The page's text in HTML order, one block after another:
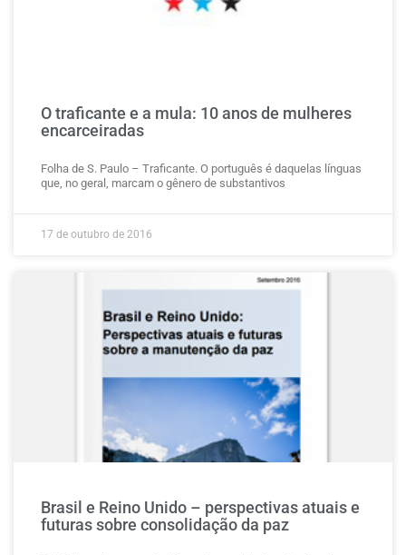
O traficante e a mula: 10 anos de mulheres
encarceiradas
Folha de S. Paulo – Traficante. O português é daquelas línguas
que, no geral, marcam o gênero de substantivos
17 de outubro de 2016
Brasil e Reino Unido – perspectivas atuais e
futuras sobre consolidação da paz